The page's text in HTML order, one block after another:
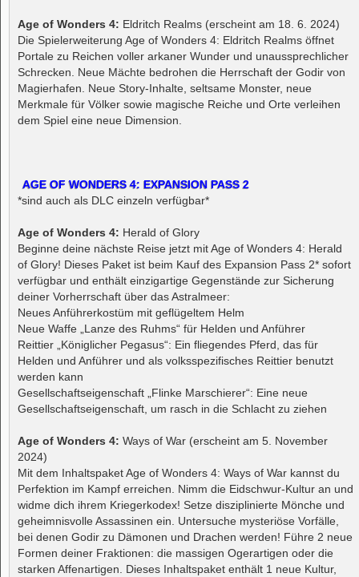
Age of Wonders 4: Eldritch Realms (erscheint am 18. 6. 2024)
Die Spielerweiterung Age of Wonders 4: Eldritch Realms öffnet
Portale zu Reichen voller arkaner Wunder und unaussprechlicher
Schrecken. Neue Mächte bedrohen die Herrschaft der Godir von
Magierhafen. Neue Story-Inhalte, seltsame Monster, neue
Merkmale für Völker sowie magische Reiche und Orte verleihen
dem Spiel eine neue Dimension.
AGE OF WONDERS 4: EXPANSION PASS 2
*sind auch als DLC einzeln verfügbar*
Age of Wonders 4: Herald of Glory
Beginne deine nächste Reise jetzt mit Age of Wonders 4: Herald
of Glory! Dieses Paket ist beim Kauf des Expansion Pass 2* sofort
verfügbar und enthält einzigartige Gegenstände zur Sicherung
deiner Vorherrschaft über das Astralmeer:
Neues Anführerkostüm mit geflügeltem Helm
Neue Waffe „Lanze des Ruhms“ für Helden und Anführer
Reittier „Königlicher Pegasus“: Ein fliegendes Pferd, das für
Helden und Anführer und als volksspezifisches Reittier benutzt
werden kann
Gesellschaftseigenschaft „Flinke Marschierer“: Eine neue
Gesellschaftseigenschaft, um rasch in die Schlacht zu ziehen
Age of Wonders 4: Ways of War (erscheint am 5. November
2024)
Mit dem Inhaltspaket Age of Wonders 4: Ways of War kannst du
Perfektion im Kampf erreichen. Nimm die Eidschwur-Kultur an und
widme dich ihrem Kriegerkodex! Setze disziplinierte Mönche und
geheimnisvolle Assassinen ein. Untersuche mysteriöse Vorfälle,
bei denen Godir zu Dämonen und Drachen werden! Führe 2 neue
Formen deiner Fraktionen: die massigen Ogerartigen oder die
starken Affenartigen. Dieses Inhaltspaket enthält 1 neue Kultur,